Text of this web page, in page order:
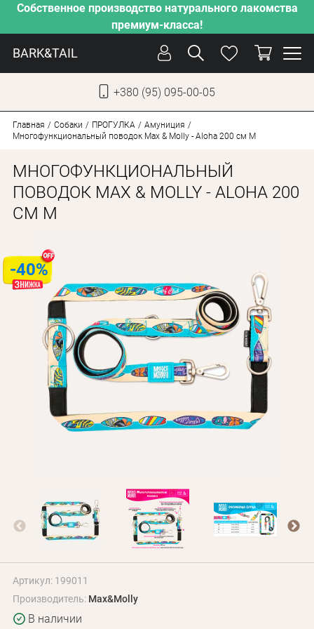
Собственное производство натурального лакомства
премиум-класса!
BARK&TAIL
+380 (95) 095-00-05
УХОД
ЗАБОТА
АКЦИИ
ДЛЯ КОТОВ
Оплата и доставка
Программа лояльности
Оптовым клиентам
Контакты
Главная Собаки ПРОГУЛКА
Амуниция
Многофункциональный поводок Max & Molly - Aloha 200 см M
МНОГОФУНКЦИОНАЛЬНЫЙ
ПОВОДОК MAX & MOLLY - ALOHA 200
СМ M
-40%
Артикул: 199011
Производитель: Max&Molly
В наличии